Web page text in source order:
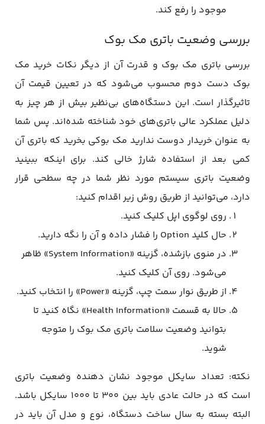
موجود را رفع کند.
بررسی وضعیت باتری مک‌ بوک
بررسی باتری مک‌ بوک و قدرت آن از دیگر نکات خرید مک
بوک دست دوم محسوب می‌شود که در تعیین قیمت آن
تاثیرگذار است. این دستگاه‌های بی‌نظیر بیش از هر چیز به
دلیل عملکرد عالی باتری‌های خود شناخته شده‌اند. پس شما
به عنوان خریدار دوست ندارید مک‌ بوکی بخرید که باتری آن
کمی بعد از استفاده شارژ خالی کند. برای اینکه ببینید
وضعیت باتری سیستم مورد نظر شما در چه سطحی قرار
دارد، می‌توانید از طریق روش زیر اقدام کنید:
روی لوگوی اپل کلیک کنید.
حال کلید Option را فشار داده و آن را نگه دارید.
در منوی باز‌شده، گزینه «System Information» ظاهر
می‌شود. روی آن کلیک کنید.
از طریق نوار سمت چپ، گزینه «Power» را انتخاب کنید.
حالا به قسمت «Health Information» نگاه کنید تا
بتوانید وضعیت سلامت باتری مک‌ بوک را متوجه
شوید.
نکته: تعداد سایکل موجود نشان‌ دهنده وضعیت باتری
است که در حالت عادی باید بین ۳۰۰ تا ۱۰۰۰ سایکل باشد.
البته بسته به سال ساخت دستگاه، نوع و مدل آن باید در